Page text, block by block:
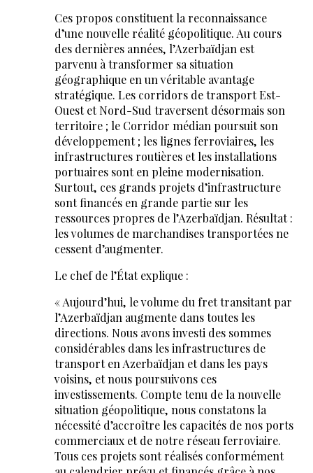
Ces propos constituent la reconnaissance
d’une nouvelle réalité géopolitique. Au cours
des dernières années, l’Azerbaïdjan est
parvenu à transformer sa situation
géographique en un véritable avantage
stratégique. Les corridors de transport Est-
Ouest et Nord-Sud traversent désormais son
territoire ; le Corridor médian poursuit son
développement ; les lignes ferroviaires, les
infrastructures routières et les installations
portuaires sont en pleine modernisation.
Surtout, ces grands projets d’infrastructure
sont financés en grande partie sur les
ressources propres de l’Azerbaïdjan. Résultat :
les volumes de marchandises transportées ne
cessent d’augmenter.
Le chef de l’État explique :
« Aujourd’hui, le volume du fret transitant par
l’Azerbaïdjan augmente dans toutes les
directions. Nous avons investi des sommes
considérables dans les infrastructures de
transport en Azerbaïdjan et dans les pays
voisins, et nous poursuivons ces
investissements. Compte tenu de la nouvelle
situation géopolitique, nous constatons la
nécessité d’accroître les capacités de nos ports
commerciaux et de notre réseau ferroviaire.
Tous ces projets sont réalisés conformément